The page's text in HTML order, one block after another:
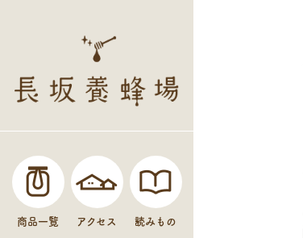
商品一覧 アクセス 読みもの